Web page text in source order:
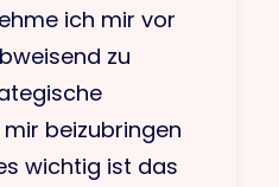
ich mir vor
zu
beizubringen
wichtig ist das